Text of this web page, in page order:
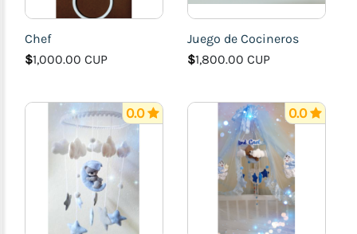
Chef
$1,000.00 CUP
Juego de Cocineros
$1,800.00 CUP
0.0 0.0